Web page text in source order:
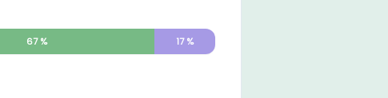
67% 17%